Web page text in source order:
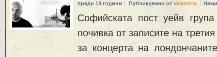
преди 13 години Публикувано от Valentina
Софийската пост уейв
почивка от записите на
за концерта на